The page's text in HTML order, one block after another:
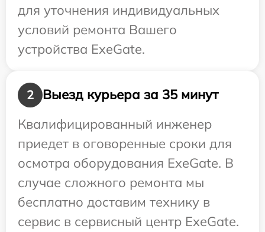
для уточнения индивидуальных
условий ремонта Вашего
устройства ExeGate.
2
Выезд курьера за 35 минут
Квалифицированный инженер
приедет в оговоренные сроки для
осмотра оборудования ExeGate. В
случае сложного ремонта мы
бесплатно доставим технику в
сервис в сервисный центр ExeGate.